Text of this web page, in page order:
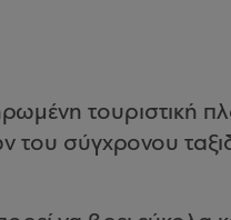
τουριστική
του σύγχρονου